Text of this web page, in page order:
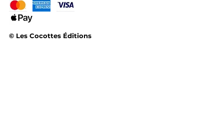
© Les Cocottes Éditions